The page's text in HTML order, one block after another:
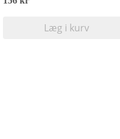
Læg i kurv